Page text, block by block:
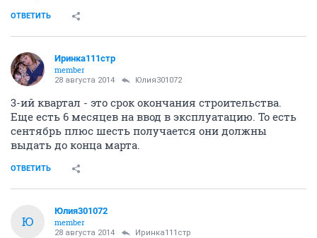
ОТВЕТИТЬ
Иринка111стр
member
28 августа 2014 Юлия301072
3-ий квартал - это срок окончания строительства.
Еще есть 6 месяцев на ввод в эксплуатацию. То есть
сентябрь плюс шесть получается они должны
выдать до конца марта.
ОТВЕТИТЬ
Ю
Юлия301072
member
28 августа 2014 Иринка111стр